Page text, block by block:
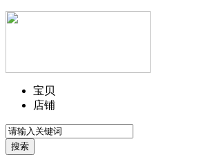
宝贝
店铺